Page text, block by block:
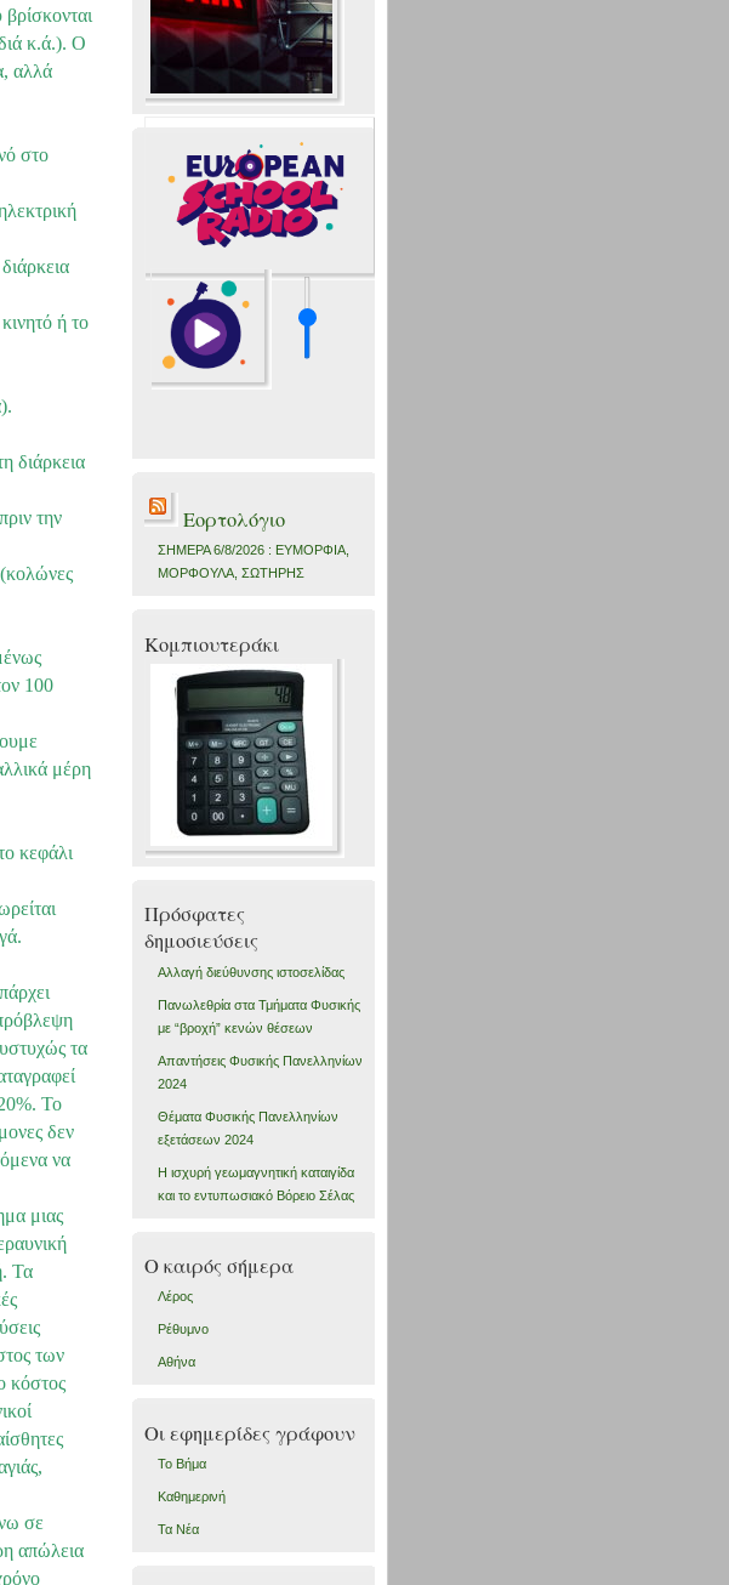
κ.ά.). Ο
αλλά
στο
ή το
διάρκεια
την
100
μέρη
κεφάλι
τα
Το
δεν
να
μιας
Τα
των
κόστος
σε
απώλεια
Εορτολόγιο
ΣΗΜΕΡΑ 6/8/2026 : ΕΥΜΟΡΦΙΑ,
ΜΟΡΦΟΥΛΑ, ΣΩΤΗΡΗΣ
Κομπιουτεράκι
Πρόσφατες
δημοσιεύσεις
Αλλαγή διεύθυνσης ιστοσελίδας
Πανωλεθρία στα Τμήματα Φυσικής
με “βροχή” κενών θέσεων
Απαντήσεις Φυσικής Πανελληνίων
2024
Θέματα Φυσικής Πανελληνίων
εξετάσεων 2024
Η ισχυρή γεωμαγνητική καταιγίδα
και το εντυπωσιακό Βόρειο Σέλας
Ο καιρός σήμερα
Λέρος
Ρέθυμνο
Αθήνα
Οι εφημερίδες γράφουν
Το Βήμα
Καθημερινή
Τα Νέα